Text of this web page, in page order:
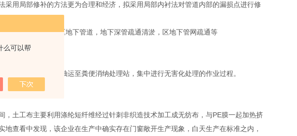
么可以帮
用局部修补的方法更为合理和经济，拟采用局部内衬法对管道内部的漏损点进行修
包服务，清理社区地下管道，地下深管疏通清淤，区地下管网疏通等
粪便清运车辆，抽运至粪便消纳处理站，集中进行无害化处理的作业过程。
土工布主要利用涤纶短纤维经过针刺非织造技术加工成无纺布，与PE膜一起加热挤
查看中发现，该企业在生产中确实存在门窗敞开生产现象，白天生产在标准之内，